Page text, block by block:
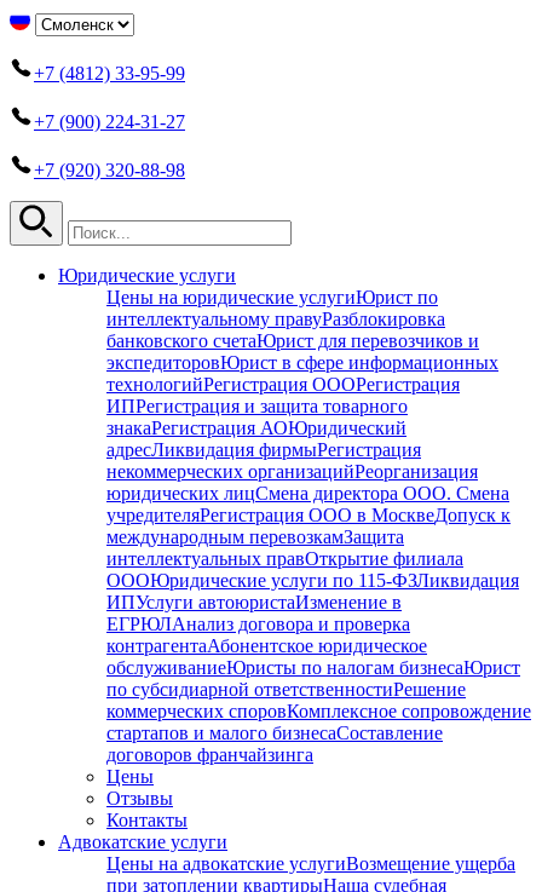
+7 (4812) 33-95-99
+7 (900) 224-31-27
+7 (920) 320-88-98
Юридические услуги
Цены на юридические услугиЮрист по
интеллектуальному правуРазблокировка
банковского счетаЮрист для перевозчиков и
экспедиторовЮрист в сфере информационных
технологийРегистрация ОООРегистрация
ИПРегистрация и защита товарного
знакаРегистрация АОЮридический
адресЛиквидация фирмыРегистрация
некоммерческих организацийРеорганизация
юридических лицСмена директора ООО. Смена
учредителяРегистрация ООО в МосквеДопуск к
международным перевозкамЗащита
интеллектуальных правОткрытие филиала
ОООЮридические услуги по 115-ФЗЛиквидация
ИПУслуги автоюристаИзменение в
ЕГРЮЛАнализ договора и проверка
контрагентаАбонентское юридическое
обслуживаниеЮристы по налогам бизнесаЮрист
по субсидиарной ответственностиРешение
коммерческих споровКомплексное сопровождение
стартапов и малого бизнесаСоставление
договоров франчайзинга
Цены
Отзывы
Контакты
Адвокатские услуги
Цены на адвокатские услугиВозмещение ущерба
при затоплении квартирыНаша судебная